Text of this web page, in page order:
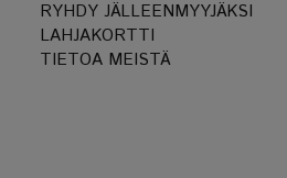
RYHDY JÄLLEENMYYJÄKSI
LAHJAKORTTI
TIETOA MEISTÄ